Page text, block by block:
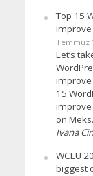
Top 15
improve
Temmuz
Let’s
improve
15
improve
on Meks.
Ivana
WCEU
biggest